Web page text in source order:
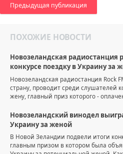
Предыдущая публикация
ПОХОЖИЕ НОВОСТИ
Новозеландская радиостанция
конкурсе поездку в Украину за
Новозеландская радиостанция Rock
страну, проводит среди слушателей
жену, главный приз которого -
Новозеландский винодел
Украину за женой
В Новой Зеландии подвели итоги
главным призом в котором была